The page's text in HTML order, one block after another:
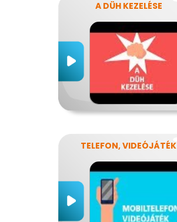
A DÜH KEZELÉSE
TELEFON, VIDEÓJÁTÉK